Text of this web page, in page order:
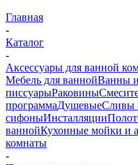
Главная
-
Каталог
-
Аксессуары для ванной
Мебель для ваннойВанны
писсуарыРаковины
программаДушевыеСливы
сифоныИнсталляции
ваннойКухонные мойки и
комнаты
-